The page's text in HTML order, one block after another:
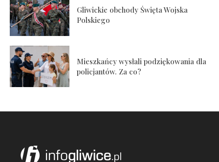
Gliwickie obchody Święta Wojska
Polskiego
Mieszkańcy wysłali podziękowania dla
policjantów. Za co?